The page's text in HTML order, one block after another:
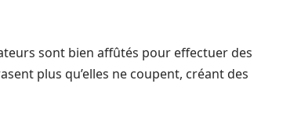
sont bien affûtés pour effectuer des
plus qu’elles ne coupent, créant des